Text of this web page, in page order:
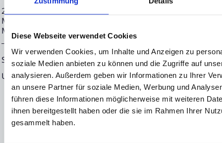
Diese Webseite verwendet Cookies
Wir verwenden Cookies, um Inhalte und Anzeigen zu
soziale Medien anbieten zu können und die Zugriffe auf
analysieren. Außerdem geben wir Informationen zu Ihrer
an unsere Partner für soziale Medien, Werbung und
führen diese Informationen möglicherweise mit weiteren
ihnen bereitgestellt haben oder die sie im Rahmen Ihrer
gesammelt haben.
21.07.2023 CET/CEST Die EQS Distributionsservices
Meldepflichten, Corporate News/Finanznachrichten und
Medienarchiv unter https://eqs-news.com
Sprache:
Deutsch
Unternehmen:
NEON EQUITY AG
Mörfelder Landstraße
60598 Frankfurt